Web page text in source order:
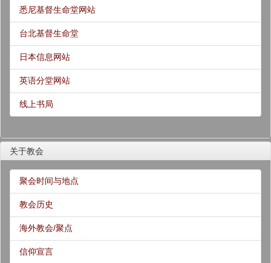
悉尼基督生命堂网站
台北基督生命堂
日本信息网站
英语分堂网站
线上书局
关于教会
聚会时间与地点
教会历史
海外教会/聚点
信仰宣言